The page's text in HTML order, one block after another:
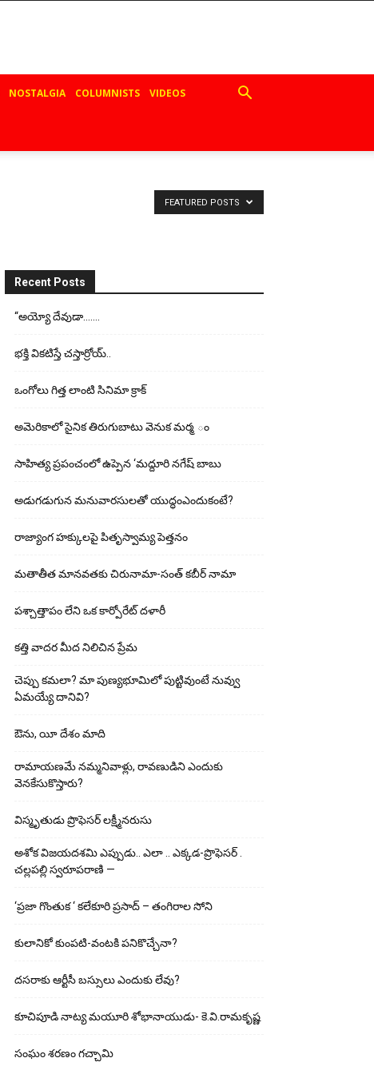
NOSTALGIA COLUMNISTS VIDEOS
FEATURED POSTS
Recent Posts
“అయ్యో దేవుడా…….
భ‌క్తి విక‌టిస్తే చ‌స్తార్రోయ్‌..
ఒంగోలు గిత్త లాంటి సినిమా క్రాక్
అమెరికాలో సైనిక తిరుగుబాటు వెనుక మర్మ ం
సాహిత్య ప్రపంచంలో ఉప్పెన ‘మద్దూరి నగేష్ బాబు
అడుగ‌డుగున మ‌నువార‌సుల‌తో యుద్ధంఎందుకంటే?
రాజ్యాంగ హక్కులపై పితృస్వామ్య పెత్తనం
మతాతీత మానవతకు చిరునామా-సంత్ కబీర్ నామా
పశ్చాత్తాపం లేని ఒక కార్పోరేట్ దళారీ
కత్తి వాదర మీద నిలిచిన ప్రేమ
చెప్పు క‌మ‌లా? మా పుణ్యభూమిలో పుట్టివుంటే నువ్వు
ఏమయ్యే దానివి?
ఔను, యీ దేశం మాది
రామాయణమే నమ్మనివాళ్లు, రావణుడిని ఎందుకు
వెనకేసుకొస్తారు?
విస్మృతుడు ప్రొఫెసర్ లక్ష్మీనరుసు
అశోక విజ‌య‌ద‌శ‌మి ఎప్పుడు.. ఎలా .. ఎక్క‌డ‌-ప్రొఫెసర్ .
చల్లపల్లి స్వరూపరాణి —
‘ప్రజా గొంతుక ‘ కలేకూరి ప్రసాద్ – తంగిరాల సోని
కులానికో కుంప‌టి-వంట‌కి ప‌నికొచ్చేనా?
ద‌స‌రాకు ఆర్టీసీ బ‌స్సులు ఎందుకు లేవు?
కూచిపూడి నాట్య మ‌యూరి శోభానాయుడు- కె.వి.రామకృష్ణ
సంఘం శరణం గచ్చామి